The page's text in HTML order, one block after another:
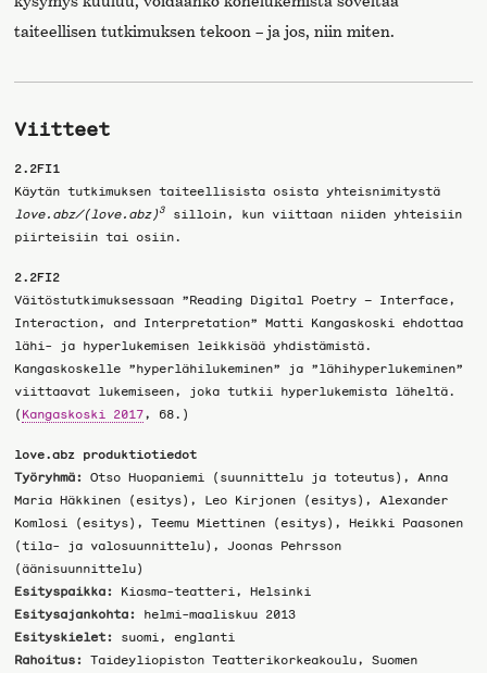
taiteellisen tutkimuksen tekoon – ja jos, niin miten.
Viitteet
2.2FI1
Käytän tutkimuksen taiteellisista osista yhteisnimitystä
love.abz/(love.abz)3
silloin, kun viittaan niiden yhteisiin
piirteisiin tai osiin.
2.2FI2
Väitöstutkimuksessaan ”Reading Digital Poetry – Interface,
Interaction, and Interpretation” Matti Kangaskoski ehdottaa
lähi- ja hyperlukemisen leikkisää yhdistämistä.
Kangaskoskelle ”hyperlähilukeminen” ja ”lähihyperlukeminen”
viittaavat lukemiseen, joka tutkii hyperlukemista läheltä.
( Kangaskoski 2017, 68.)
love.abz produktiotiedot
Työryhmä: Otso Huopaniemi (suunnittelu ja toteutus), Anna
Maria Häkkinen (esitys), Leo Kirjonen (esitys), Alexander
Komlosi (esitys), Teemu Miettinen (esitys), Heikki Paasonen
(tila- ja valosuunnittelu), Joonas Pehrsson
(äänisuunnittelu)
Esityspaikka: Kiasma-teatteri, Helsinki
Esitysajankohta: helmi-maaliskuu 2013
Esityskielet: suomi, englanti
Rahoitus: Taideyliopiston Teatterikorkeakoulu, Suomen